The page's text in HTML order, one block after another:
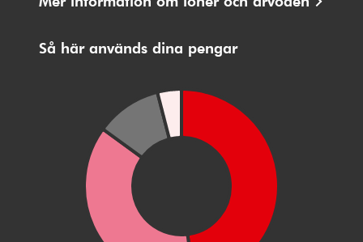
Så här används dina pengar